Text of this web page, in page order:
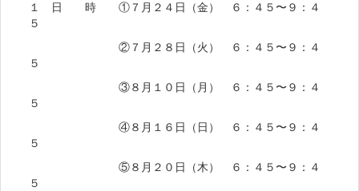
１ 日 時 ①７月２４日（金） ６：４５〜９：４
５
②７月２８日（火） ６：４５〜９：４
５
③８月１０日（月） ６：４５〜９：４
５
④８月１６日（日） ６：４５〜９：４
５
⑤８月２０日（木） ６：４５〜９：４
５